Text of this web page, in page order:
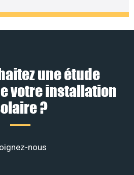
une étude
votre installation
?
nous